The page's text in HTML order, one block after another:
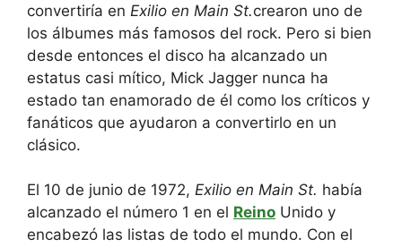
convertiría en Exilio en Main St.crearon uno de
los álbumes más famosos del rock. Pero si bien
desde entonces el disco ha alcanzado un
estatus casi mítico, Mick Jagger nunca ha
estado tan enamorado de él como los críticos y
fanáticos que ayudaron a convertirlo en un
clásico.
El 10 de junio de 1972, Exilio en Main St. había
alcanzado el número 1 en el Reino Unido y
encabezó las listas de todo el mundo. Con el